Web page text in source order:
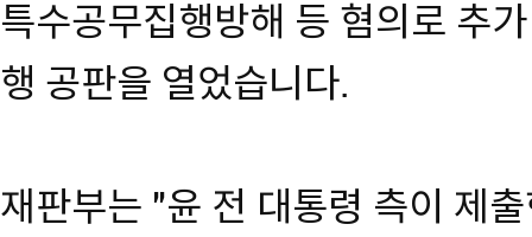
특수공무집행방해 등 혐의로 추
행 공판을 열었습니다.
재판부는 "윤 전 대통령 측이 제